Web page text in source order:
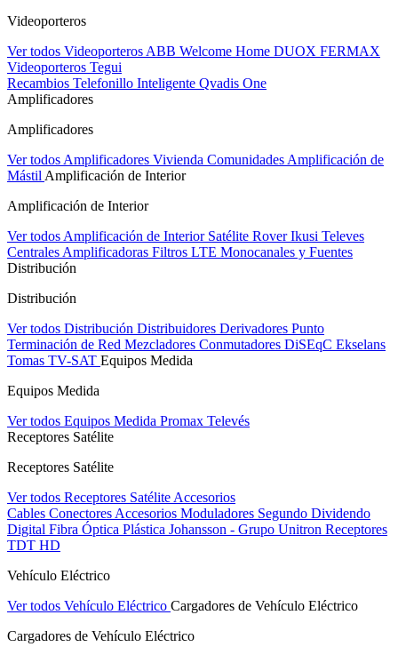
Videoporteros
Ver todos Videoporteros ABB Welcome Home DUOX FERMAX
Videoporteros Tegui
Recambios Telefonillo Inteligente Qvadis One
Amplificadores
Amplificadores
Ver todos Amplificadores Vivienda Comunidades Amplificación de
Mástil Amplificación de Interior
Amplificación de Interior
Ver todos Amplificación de Interior Satélite RoverIkusi Televes
Centrales Amplificadoras Filtros LTE Monocanales y Fuentes
Distribución
Distribución
Ver todos Distribución Distribuidores Derivadores Punto
Terminación de Red Mezcladores Conmutadores DiSEqC Ekselans
Tomas TV-SAT Equipos Medida
Equipos Medida
Ver todos Equipos Medida Promax Televés
Receptores Satélite
Receptores Satélite
Ver todos Receptores Satélite Accesorios
Cables Conectores Accesorios Moduladores Segundo Dividendo
Digital Fibra Óptica Plástica Johansson - Grupo Unitron Receptores
TDT HD
Vehículo Eléctrico
Ver todos Vehículo Eléctrico Cargadores de Vehículo Eléctrico
Cargadores de Vehículo Eléctrico